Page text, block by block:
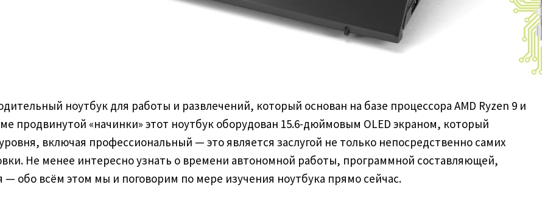
ноутбук для работы и развлечений, который основан на базе процессора AMD Ryzen 9 и
продвинутой «начинки» этот ноутбук оборудован 15.6-дюймовым OLED экраном, который
включая профессиональный — это является заслугой не только непосредственно самих
Не менее интересно узнать о времени автономной работы, программной составляющей,
обо всём этом мы и поговорим по мере изучения ноутбука прямо сейчас.